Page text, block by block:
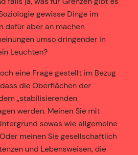
gewisse Dinge im
dafür aber an machen
umso dringender in
Leuchten?
eine Frage gestellt im Bezug
die Oberflächen der
„stabilisierenden
werden. Meinen Sie mit
sowas wie allgemeine
meinen Sie gesellschaftlich
und Lebensweisen, die